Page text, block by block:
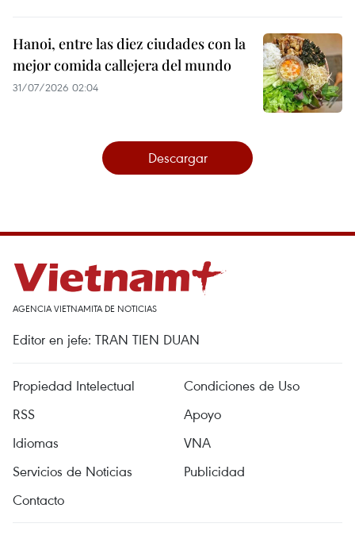
Hanoi, entre las diez ciudades con la
mejor comida callejera del mundo
31/07/2026 02:04
Descargar
AGENCIA VIETNAMITA DE NOTICIAS
Editor en jefe: TRAN TIEN DUAN
Propiedad Intelectual
Condiciones de Uso
RSS
Apoyo
Idiomas
VNA
Servicios de Noticias
Publicidad
Contacto